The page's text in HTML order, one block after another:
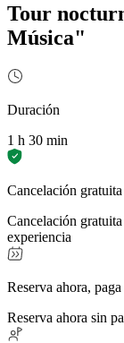
Tour
Música"
Duración
1 h 30 min
Cancelación gratuita
Cancelación
experiencia
Reserva ahora,
Reserva ahora sin